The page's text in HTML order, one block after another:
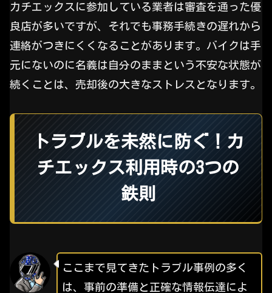
カチエックスに参加している業者は審査を通った優
良店が多いですが、それでも事務手続きの遅れから
連絡がつきにくくなることがあります。バイクは手
元にないのに名義は自分のままという不安な状態が
続くことは、売却後の大きなストレスとなります。
トラブルを未然に防ぐ！カ
チエックス利用時の3つの
鉄則
ここまで見てきたトラブル事例の多く
は、事前の準備と正確な情報伝達によ